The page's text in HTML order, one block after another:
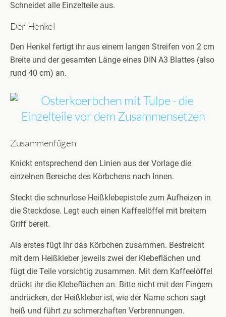
Schneidet alle Einzelteile aus.
Der Henkel
Den Henkel fertigt ihr aus einem langen Streifen von 2 cm
Breite und der gesamten Länge eines DIN A3 Blattes (also
rund 40 cm) an.
Zusammenfügen
Knickt entsprechend den Linien aus der Vorlage die
einzelnen Bereiche des Körbchens nach Innen.
Steckt die schnurlose Heißklebepistole zum Aufheizen in
die Steckdose. Legt euch einen Kaffeelöffel mit breitem
Griff bereit.
Als erstes fügt ihr das Körbchen zusammen. Bestreicht
mit dem Heißkleber jeweils zwei der Klebeflächen und
fügt die Teile vorsichtig zusammen. Mit dem Kaffeelöffel
drückt ihr die Klebeflächen an. Bitte nicht mit den Fingern
andrücken, der Heißkleber ist, wie der Name schon sagt
heiß und führt zu schmerzhaften Verbrennungen.